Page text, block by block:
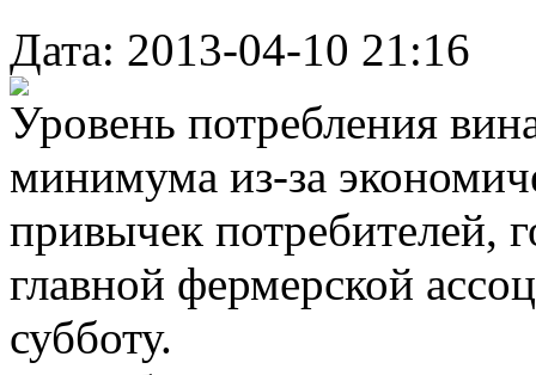
Дата: 2013-04-10 21:16
Уровень потребления
минимума из-за
привычек потребителей,
главной фермерской
субботу.